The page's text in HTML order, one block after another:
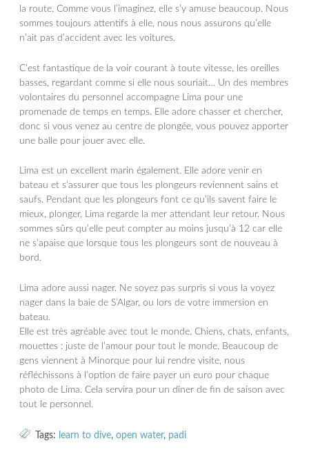
la route. Comme vous l’imaginez, elle s’y amuse beaucoup. Nous
sommes toujours attentifs à elle, nous nous assurons qu’elle
n’ait pas d’accident avec les voitures.
C’est fantastique de la voir courant à toute vitesse, les oreilles
basses, regardant comme si elle nous souriait… Un des membres
volontaires du personnel accompagne Lima pour une
promenade de temps en temps. Elle adore chasser et chercher,
donc si vous venez au centre de plongée, vous pouvez apporter
une balle pour jouer avec elle.
Lima est un excellent marin également. Elle adore venir en
bateau et s’assurer que tous les plongeurs reviennent sains et
saufs. Pendant que les plongeurs font ce qu’ils savent faire le
mieux, plonger, Lima regarde la mer attendant leur retour. Nous
sommes sûrs qu’elle peut compter au moins jusqu’à 12 car elle
ne s’apaise que lorsque tous les plongeurs sont de nouveau à
bord.
Lima adore aussi nager. Ne soyez pas surpris si vous la voyez
nager dans la baie de S’Algar, ou lors de votre immersion en
bateau.
Elle est très agréable avec tout le monde. Chiens, chats, enfants,
mouettes : juste de l’amour pour tout le monde. Beaucoup de
gens viennent à Minorque pour lui rendre visite, nous
réfléchissons à l’option de faire payer un euro pour chaque
photo de Lima. Cela servira pour un dîner de fin de saison avec
tout le personnel.
Tags: learn to dive, open water, padi